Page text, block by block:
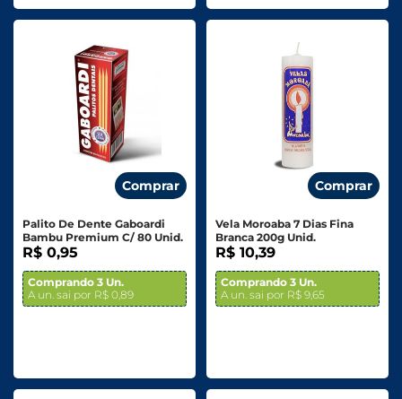
Comprar
Palito De Dente Gaboardi
Bambu Premium C/ 80 Unid.
R$ 0,95
Comprando 3 Un.
A un. sai por R$ 0,89
Comprar
Vela Moroaba 7 Dias Fina
Branca 200g Unid.
R$ 10,39
Comprando 3 Un.
A un. sai por R$ 9,65